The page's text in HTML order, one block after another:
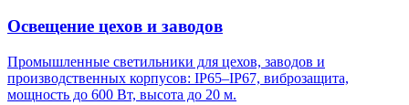
Освещение цехов и заводов
Промышленные светильники для цехов, заводов и
производственных корпусов: IP65–IP67, виброзащита,
мощность до 600 Вт, высота до 20 м.